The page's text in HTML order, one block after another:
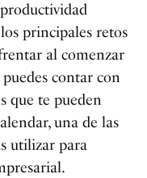
principales retos
al comenzar
contar con
que te pueden
una de las
utilizar para